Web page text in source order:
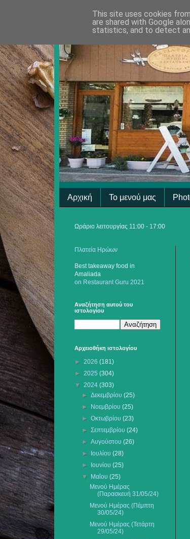
Αρχική Το μενού μας
Ωράριο λειτουργίας 11:00 - 17:00
Πλατεία Ηρώων
Best takeaway food in
Amaliada
on Restaurant Guru 2021
Αναζήτηση αυτού του
ιστολογίου
Αρχειοθήκη ιστολογίου
► 2026 (181)
► 2025 (304)
▼ 2024 (303)
►Δεκεμβρίου(25)
►
Νοεμβρίου(25)
►Οκτωβρίου(23)
►Σεπτεμβρίου(24)
►Αυγούστου(26)
►
Ιουλίου(28)
►
Ιουνίου(25)
▼
Μαΐου(25)
Μενού Ημέρας
(Παρασκευή 31/05/24)
Μενού Ημέρας (Πέμπτη
30/05/24)
Μενού Ημέρας (Τετάρτη
29/05/24)
This site uses cookies
are shared with Google
statistics, and to detect